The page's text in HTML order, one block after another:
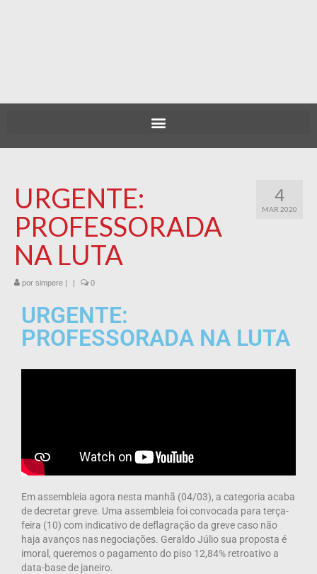
4
MAR 2020
URGENTE:
PROFESSORADA
NA LUTA
por simpere | | 0
URGENTE:
PROFESSORADA NA LUTA
Em assembleia agora nesta manhã (04/03), a categoria acaba
de decretar greve. Uma assembleia foi convocada para terça-
feira (10) com indicativo de deflagração da greve caso não
haja avanços nas negociações. Geraldo Júlio sua proposta é
imoral, queremos o pagamento do piso 12,84% retroativo a
data-base de janeiro.